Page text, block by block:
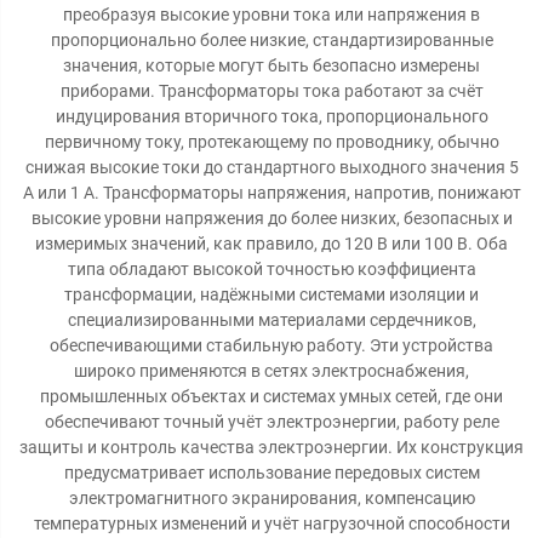
преобразуя высокие уровни тока или напряжения в
пропорционально более низкие, стандартизированные
значения, которые могут быть безопасно измерены
приборами. Трансформаторы тока работают за счёт
индуцирования вторичного тока, пропорционального
первичному току, протекающему по проводнику, обычно
снижая высокие токи до стандартного выходного значения 5
А или 1 А. Трансформаторы напряжения, напротив, понижают
высокие уровни напряжения до более низких, безопасных и
измеримых значений, как правило, до 120 В или 100 В. Оба
типа обладают высокой точностью коэффициента
трансформации, надёжными системами изоляции и
специализированными материалами сердечников,
обеспечивающими стабильную работу. Эти устройства
широко применяются в сетях электроснабжения,
промышленных объектах и системах умных сетей, где они
обеспечивают точный учёт электроэнергии, работу реле
защиты и контроль качества электроэнергии. Их конструкция
предусматривает использование передовых систем
электромагнитного экранирования, компенсацию
температурных изменений и учёт нагрузочной способности